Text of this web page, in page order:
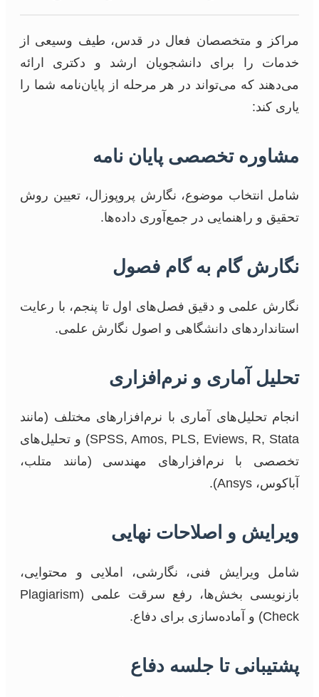
مراکز و متخصصان فعال در قدس، طیف وسیعی از
خدمات را برای دانشجویان ارشد و دکتری ارائه
می‌دهند که می‌تواند در هر مرحله از پایان‌نامه شما را
یاری کند:
مشاوره تخصصی پایان نامه
شامل انتخاب موضوع، نگارش پروپوزال، تعیین روش
تحقیق و راهنمایی در جمع‌آوری داده‌ها.
نگارش گام به گام فصول
نگارش علمی و دقیق فصل‌های اول تا پنجم، با رعایت
استانداردهای دانشگاهی و اصول نگارش علمی.
تحلیل آماری و نرم‌افزاری
انجام تحلیل‌های آماری با نرم‌افزارهای مختلف (مانند
SPSS, Amos, PLS, Eviews, R, Stata) و تحلیل‌های
تخصصی با نرم‌افزارهای مهندسی (مانند متلب،
آباکوس، Ansys).
ویرایش و اصلاحات نهایی
شامل ویرایش فنی، نگارشی، املایی و محتوایی،
بازنویسی بخش‌ها، رفع سرقت علمی (Plagiarism
Check) و آماده‌سازی برای دفاع.
پشتیبانی تا جلسه دفاع